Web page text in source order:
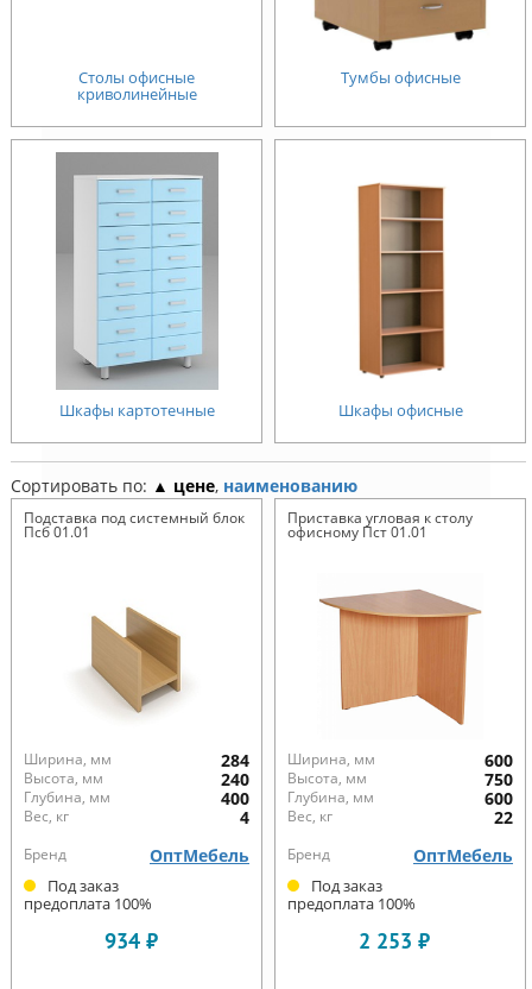
Столы офисные
криволинейные
Тумбы офисные
Шкафы картотечные Шкафы офисные
Сортировать по: ▲ цене, наименованию
Подставка под системный блок
Псб 01.01
Ширина, мм 284
Высота, мм 240
Глубина, мм 400
Вес, кг 4
Бренд ОптМебель
Под заказ
предоплата 100%
934 ₽
Приставка угловая к столу
офисному Пст 01.01
Ширина, мм 600
Высота, мм 750
Глубина, мм 600
Вес, кг 22
Бренд ОптМебель
Под заказ
предоплата 100%
2 253 ₽